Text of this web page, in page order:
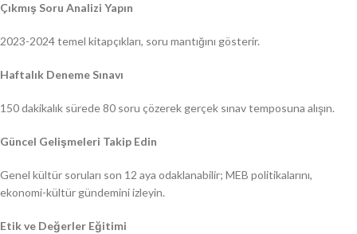
Çıkmış Soru Analizi Yapın
2023-2024 temel kitapçıkları, soru mantığını gösterir.
Haftalık Deneme Sınavı
150 dakikalık sürede 80 soru çözerek gerçek sınav temposuna alışın.
Güncel Gelişmeleri Takip Edin
Genel kültür soruları son 12 aya odaklanabilir; MEB politikalarını,
ekonomi-kültür gündemini izleyin.
Etik ve Değerler Eğitimi